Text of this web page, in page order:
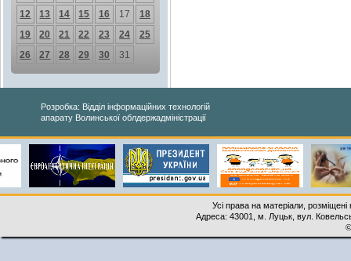
12
13 14 15 16 17
18
19
20 21 22 23 24
25
26
27 28 29 30 31
Розробка: Відділ інформаційних технологій
апарату Волинської облдержадміністрації
Усі права на матеріали,
Адреса: 43001, м. Луцьк, вул.